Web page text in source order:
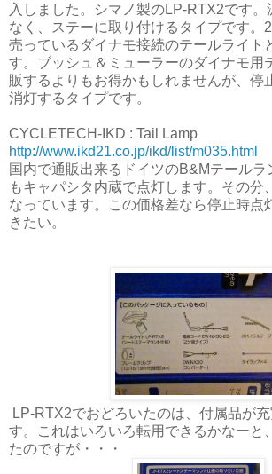
入しました。シマノ製のLP-RTX2です。
なく、ステーに取り付けるタイプです。
売っているダイナモ接続のテールライト
す。ブッシュ＆ミューラーのダイナモ用
販するよりもお得かもしれませんが、停
消灯するタイプです。
CYCLETECH-IKD : Tail Lamp
http://www.ikd21.co.jp/ikd/list/m035.html
国内で通販出来るドイツのB&Mテール
もキャパシタ内蔵で点灯します。その分
なっています。この価格差なら停止時点
きたい。
LP-RTX2でおどろいたのは、付属品が
す。これはいろいろ転用できるかなーと
たのですが・・・